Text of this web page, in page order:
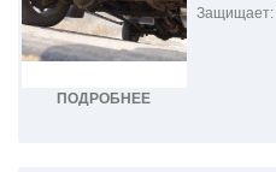
ПОДРОБНЕЕ
Защищает: